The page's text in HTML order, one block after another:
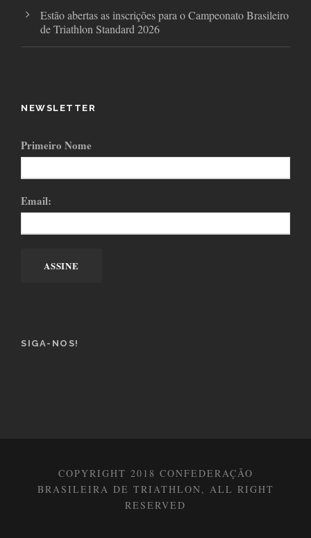
Estão abertas as inscrições para o Campeonato Brasileiro
de Triathlon Standard 2026
NEWSLETTER
Primeiro Nome
Email:
SIGA-NOS!
COPYRIGHT 2018 CONFEDERAÇÃO
BRASILEIRA DE TRIATHLON, ALL RIGHT
RESERVED